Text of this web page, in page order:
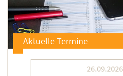
Aktuelle Termine
26.09.2026